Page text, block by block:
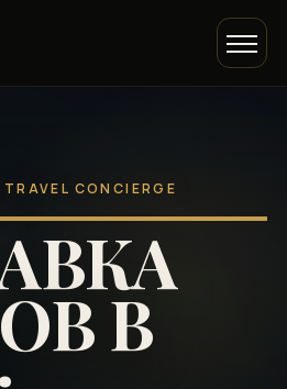
CONCIERGE
В